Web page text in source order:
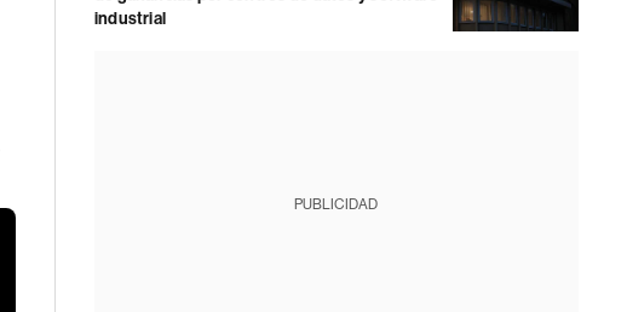
industrial
PUBLICIDAD